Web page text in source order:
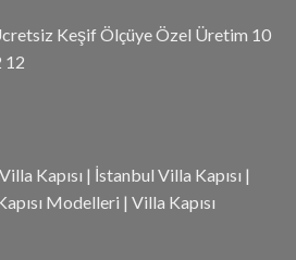
Keşif Ölçüye Özel Üretim 10
12
Kapısı | İstanbul Villa Kapısı |
Modelleri | Villa Kapısı